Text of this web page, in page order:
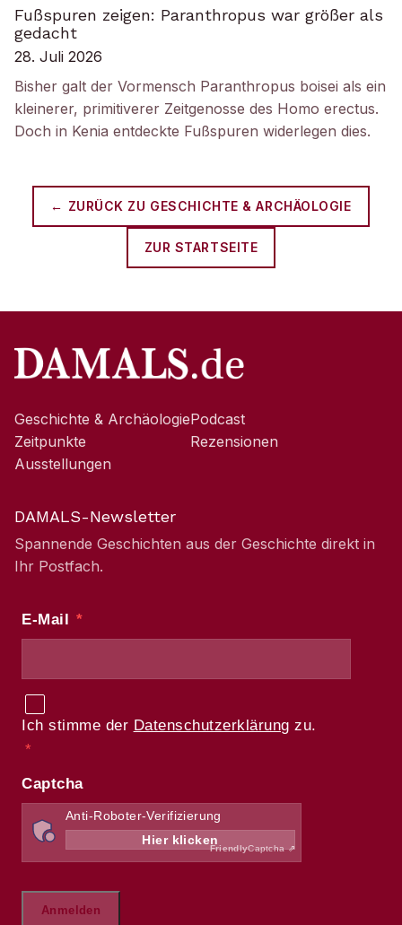
Fußspuren zeigen: Paranthropus war größer als
gedacht
28. Juli 2026
Bisher galt der Vormensch Paranthropus boisei als ein
kleinerer, primitiverer Zeitgenosse des Homo erectus.
Doch in Kenia entdeckte Fußspuren widerlegen dies.
← ZURÜCK ZU GESCHICHTE & ARCHÄOLOGIE
ZUR STARTSEITE
Geschichte & Archäologie
Zeitpunkte
Ausstellungen
Podcast
Rezensionen
DAMALS-Newsletter
Spannende Geschichten aus der Geschichte direkt in
Ihr Postfach.